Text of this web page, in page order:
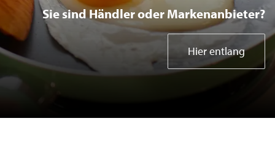
Bakeware Coil
Bakeware Spray
Sie sind Händler oder Markenanbieter?
Hier entlang